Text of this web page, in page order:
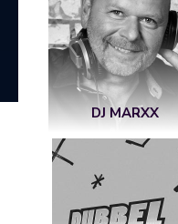
DJ MARXX